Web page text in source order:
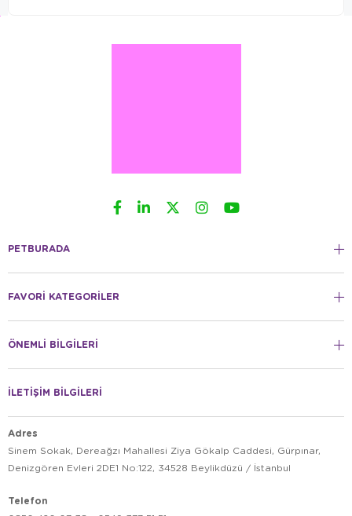
PETBURADA
FAVORİ KATEGORİLER
ÖNEMLİ BİLGİLERİ
İLETİŞİM BİLGİLERİ
Adres
Sinem Sokak, Dereağzı Mahallesi Ziya Gökalp Caddesi, Gürpınar,
Denizgören Evleri 2DE1 No:122, 34528 Beylikdüzü / İstanbul
Telefon